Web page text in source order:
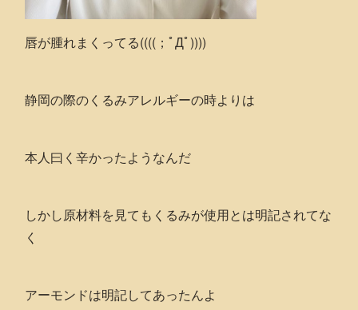
唇が腫れまくってる((((；ﾟДﾟ))))
静岡の際のくるみアレルギーの時よりは
本人曰く辛かったようなんだ
しかし原材料を見てもくるみが使用とは明記されてな
く
アーモンドは明記してあったんよ